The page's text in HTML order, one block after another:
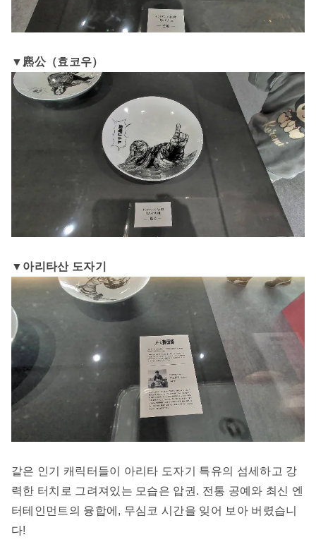
▼麃公（효코우）
▼아리타산 도자기
같은 인기 캐릭터들이 아리타 도자기 특유의 섬세하고 강
력한 터치로 그려져있는 모습은 압권. 전통 공예와 최신 엔
터테인먼트의 융합에, 무심코 시간을 잊어 보아 버렸습니
다!